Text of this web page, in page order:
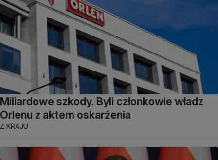
Miliardowe szkody. Byli członkowie władz
Orlenu z aktem oskarżenia
Z KRAJU